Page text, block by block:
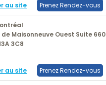
au site Prenez Rendez-vous
de Maisonneuve Ouest Suite 660
3C8
au site Prenez Rendez-vous